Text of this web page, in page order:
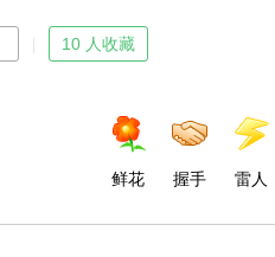
10 人收藏
鲜花 握手 雷人